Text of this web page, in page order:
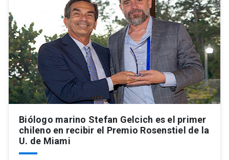
Biólogo marino Stefan Gelcich es el primer
chileno en recibir el Premio Rosenstiel de la
U. de Miami